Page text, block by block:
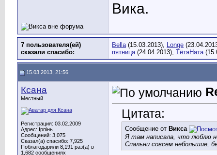
Вика.
7 пользователя(ей)
сказали cпасибо:
Bella(15.03.2013), Longe
пятница(24.04.2013), ТётяНата
15.03.2013, 21:56
Ксана
Местный
Регистрация: 03.02.2009
Адрес: Ірпінь
Сообщений: 3,075
Сказал(а) спасибо: 7,925
Поблагодарили 8,191 раз(а) в
1,682 сообщениях
Цитата:
Сообщение от Викса
Я там написала, что люблю
Спальни совсем небольшие,